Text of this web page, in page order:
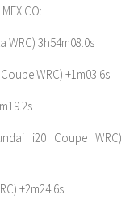
WRC) 3h54m08.0s
WRC) +1m03.6s
i20 Coupe WRC)
+2m24.6s